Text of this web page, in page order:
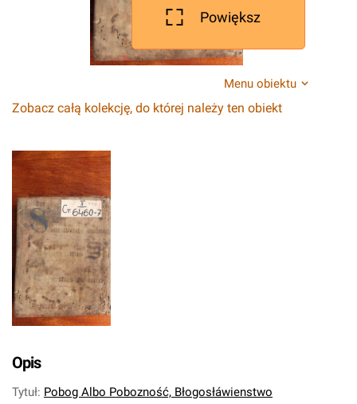
Powiększ
Menu obiektu
Zobacz całą kolekcję, do której należy ten obiekt
Opis
Tytuł: Pobog Albo Pobozność, Błogosłáwienstwo